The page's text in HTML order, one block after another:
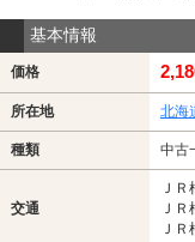
基本情報
価格
所在地 北海
種類 中古
交通
Ｊ
Ｊ
Ｊ